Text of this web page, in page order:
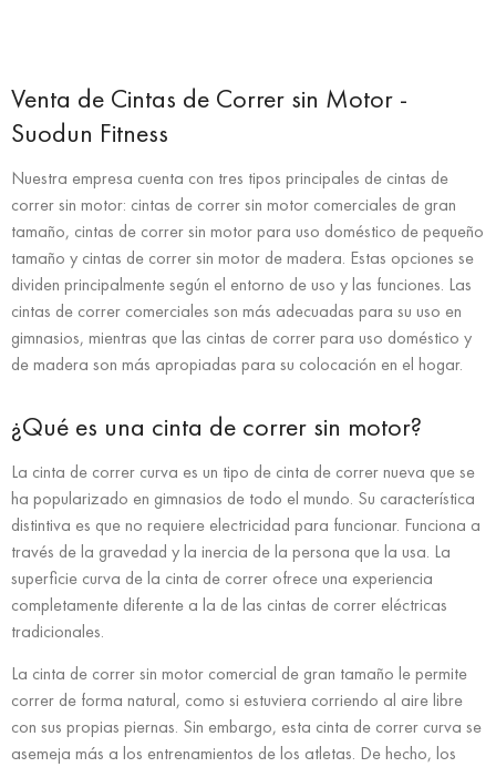
Venta de Cintas de Correr sin Motor -
Suodun Fitness
Nuestra empresa cuenta con tres tipos principales de cintas de
correr sin motor: cintas de correr sin motor comerciales de gran
tamaño, cintas de correr sin motor para uso doméstico de pequeño
tamaño y cintas de correr sin motor de madera. Estas opciones se
dividen principalmente según el entorno de uso y las funciones. Las
cintas de correr comerciales son más adecuadas para su uso en
gimnasios, mientras que las cintas de correr para uso doméstico y
de madera son más apropiadas para su colocación en el hogar.
¿Qué es una cinta de correr sin motor?
La cinta de correr curva es un tipo de cinta de correr nueva que se
ha popularizado en gimnasios de todo el mundo. Su característica
distintiva es que no requiere electricidad para funcionar. Funciona a
través de la gravedad y la inercia de la persona que la usa. La
superficie curva de la cinta de correr ofrece una experiencia
completamente diferente a la de las cintas de correr eléctricas
tradicionales.
La cinta de correr sin motor comercial de gran tamaño le permite
correr de forma natural, como si estuviera corriendo al aire libre
con sus propias piernas. Sin embargo, esta cinta de correr curva se
asemeja más a los entrenamientos de los atletas. De hecho, los